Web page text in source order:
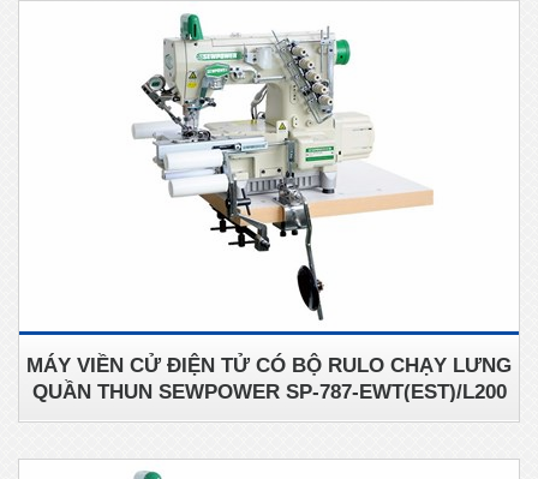
MÁY VIỀN CỬ ĐIỆN TỬ CÓ BỘ RULO CHẠY LƯNG
QUẦN THUN SEWPOWER SP-787-EWT(EST)/L200